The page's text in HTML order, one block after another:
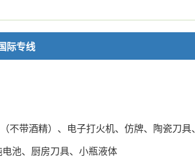
际专线
不带酒精）、电子打火机、仿牌、陶瓷刀
池、厨房刀具、小瓶液体